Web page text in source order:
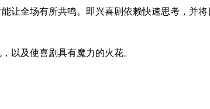
让全场有所共鸣。即兴喜剧依赖快速思考，并
以及使喜剧具有魔力的火花。